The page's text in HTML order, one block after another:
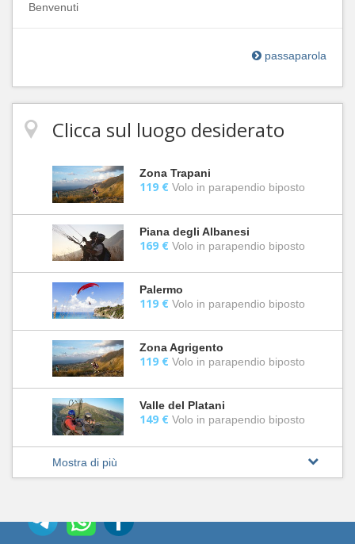
Benvenuti
passaparola
Clicca sul luogo desiderato
Zona Trapani
119 € Volo in parapendio biposto
Piana degli Albanesi
169 € Volo in parapendio biposto
Palermo
119 € Volo in parapendio biposto
Zona Agrigento
119 € Volo in parapendio biposto
Valle del Platani
149 € Volo in parapendio biposto
Mostra di più